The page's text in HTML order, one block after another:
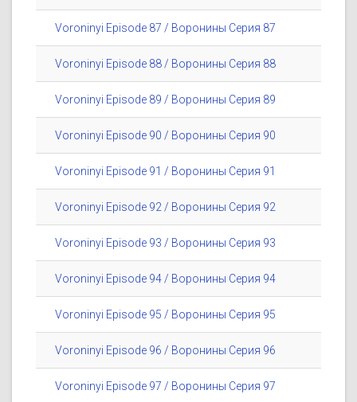
Voroninyi Episode 87 / Воронины Серия 87
Voroninyi Episode 88 / Воронины Серия 88
Voroninyi Episode 89 / Воронины Серия 89
Voroninyi Episode 90 / Воронины Серия 90
Voroninyi Episode 91 / Воронины Серия 91
Voroninyi Episode 92 / Воронины Серия 92
Voroninyi Episode 93 / Воронины Серия 93
Voroninyi Episode 94 / Воронины Серия 94
Voroninyi Episode 95 / Воронины Серия 95
Voroninyi Episode 96 / Воронины Серия 96
Voroninyi Episode 97 / Воронины Серия 97